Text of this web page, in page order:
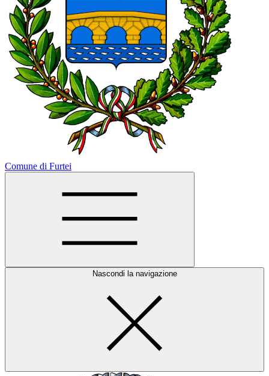
Comune di Furtei
Nascondi la navigazione